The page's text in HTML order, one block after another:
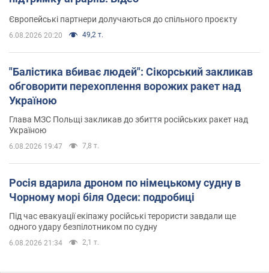
Європейські партнери долучаються до спільного проєкту
6.08.2026 20:20 49,2 т.
"Балістика вбиває людей": Сікорський закликав
обговорити перехоплення ворожих ракет над
Україною
Глава МЗС Польщі закликав до збиття російських ракет над
Україною
6.08.2026 19:47 7,8 т.
Росія вдарила дроном по німецькому судну в
Чорному морі біля Одеси: подробиці
Під час евакуації екіпажу російські терористи завдали ще
одного удару безпілотником по судну
6.08.2026 21:34 2,1 т.